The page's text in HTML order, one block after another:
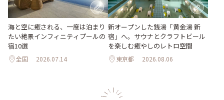
海と空に癒される、一度は泊まり
たい絶景インフィニティプールの
宿10選
全国 2026.07.14
新オープンした銭湯「黄金湯 新
宿」へ。サウナとクラフトビール
を楽しむ癒やしのレトロ空間
東京都 2026.08.06